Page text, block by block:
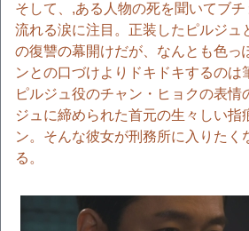
そして、,ある人物の死を聞いてブ
流れる涙に注目。正装したピルジュ
の復讐の幕開けだが、なんとも色っ
ンとの口づけよりドキドキするのは
ピルジュ役のチャン・ヒョクの表情
ジュに締められた首元の生々しい指
ン。そんな彼女が刑務所に入りたく
る。